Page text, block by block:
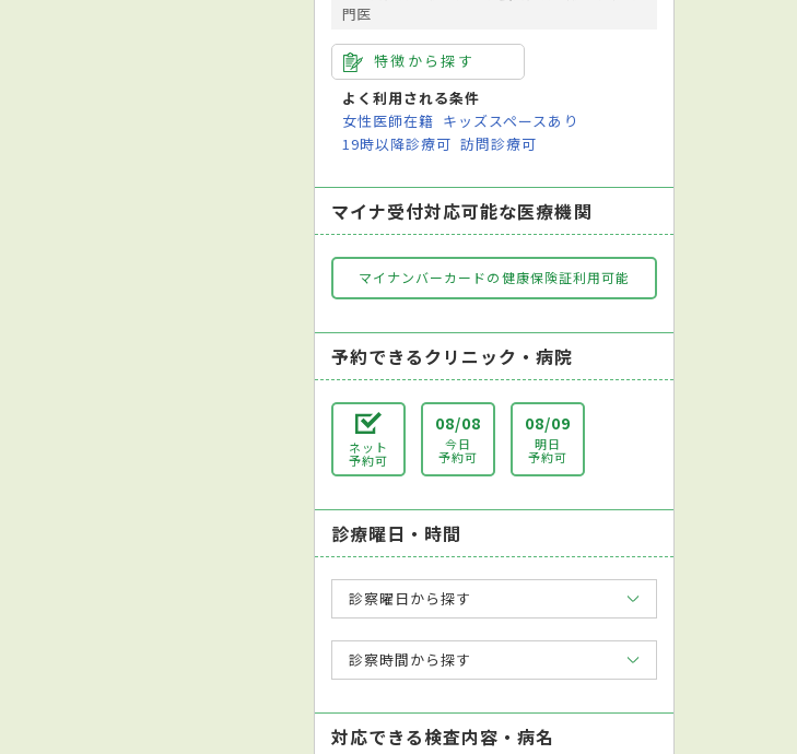
門医
特徴から探す
よく利用される条件
女性医師在籍 キッズスペースあり
19時以降診療可 訪問診療可
マイナ受付対応可能な医療機関
マイナンバーカードの健康保険証利用可能
予約できるクリニック・病院
ネット
予約可
08/08
今日
予約可
08/09
明日
予約可
診療曜日・時間
診察曜日から探す
診察時間から探す
対応できる検査内容・病名